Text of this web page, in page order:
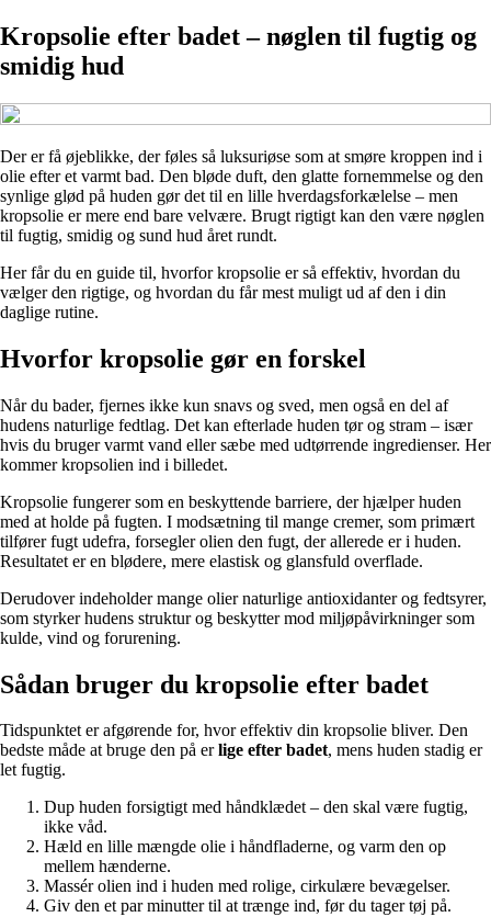
Kropsolie efter badet – nøglen til fugtig og
smidig hud
Der er få øjeblikke, der føles så luksuriøse som at smøre kroppen ind i
olie efter et varmt bad. Den bløde duft, den glatte fornemmelse og den
synlige glød på huden gør det til en lille hverdagsforkælelse – men
kropsolie er mere end bare velvære. Brugt rigtigt kan den være nøglen
til fugtig, smidig og sund hud året rundt.
Her får du en guide til, hvorfor kropsolie er så effektiv, hvordan du
vælger den rigtige, og hvordan du får mest muligt ud af den i din
daglige rutine.
Hvorfor kropsolie gør en forskel
Når du bader, fjernes ikke kun snavs og sved, men også en del af
hudens naturlige fedtlag. Det kan efterlade huden tør og stram – især
hvis du bruger varmt vand eller sæbe med udtørrende ingredienser. Her
kommer kropsolien ind i billedet.
Kropsolie fungerer som en beskyttende barriere, der hjælper huden
med at holde på fugten. I modsætning til mange cremer, som primært
tilfører fugt udefra, forsegler olien den fugt, der allerede er i huden.
Resultatet er en blødere, mere elastisk og glansfuld overflade.
Derudover indeholder mange olier naturlige antioxidanter og fedtsyrer,
som styrker hudens struktur og beskytter mod miljøpåvirkninger som
kulde, vind og forurening.
Sådan bruger du kropsolie efter badet
Tidspunktet er afgørende for, hvor effektiv din kropsolie bliver. Den
bedste måde at bruge den på erlige efter badet, mens huden stadig er
let fugtig.
Dup huden forsigtigt med håndklædet – den skal være fugtig,
ikke våd.
Hæld en lille mængde olie i håndfladerne, og varm den op
mellem hænderne.
Massér olien ind i huden med rolige, cirkulære bevægelser.
Giv den et par minutter til at trænge ind, før du tager tøj på.